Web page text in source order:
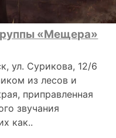
«Мещера»
ул. Сурикова, 12/6
из лесов и
приправленная
звучания
как..